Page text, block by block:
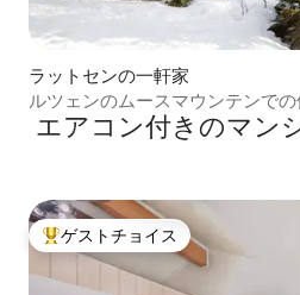
ラットセンの一軒家
ルツェンのムースマウンテンでの
エアコン付きのマン
大好評のゲストチョイスです。
ゲストチョイス